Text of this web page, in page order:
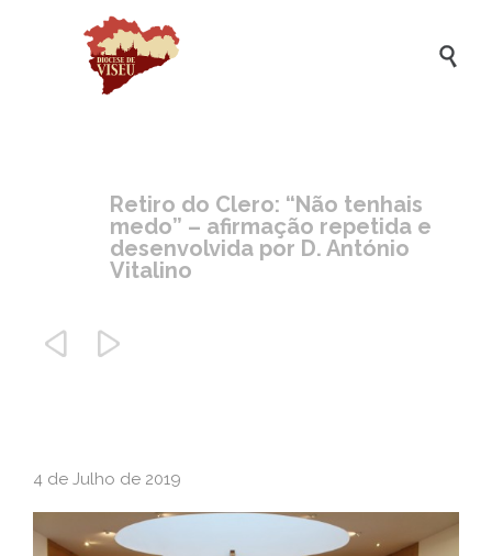

Retiro do Clero: “Não tenhais
medo” – afirmação repetida e
desenvolvida por D. António
Vitalino
 
4 de Julho de 2019